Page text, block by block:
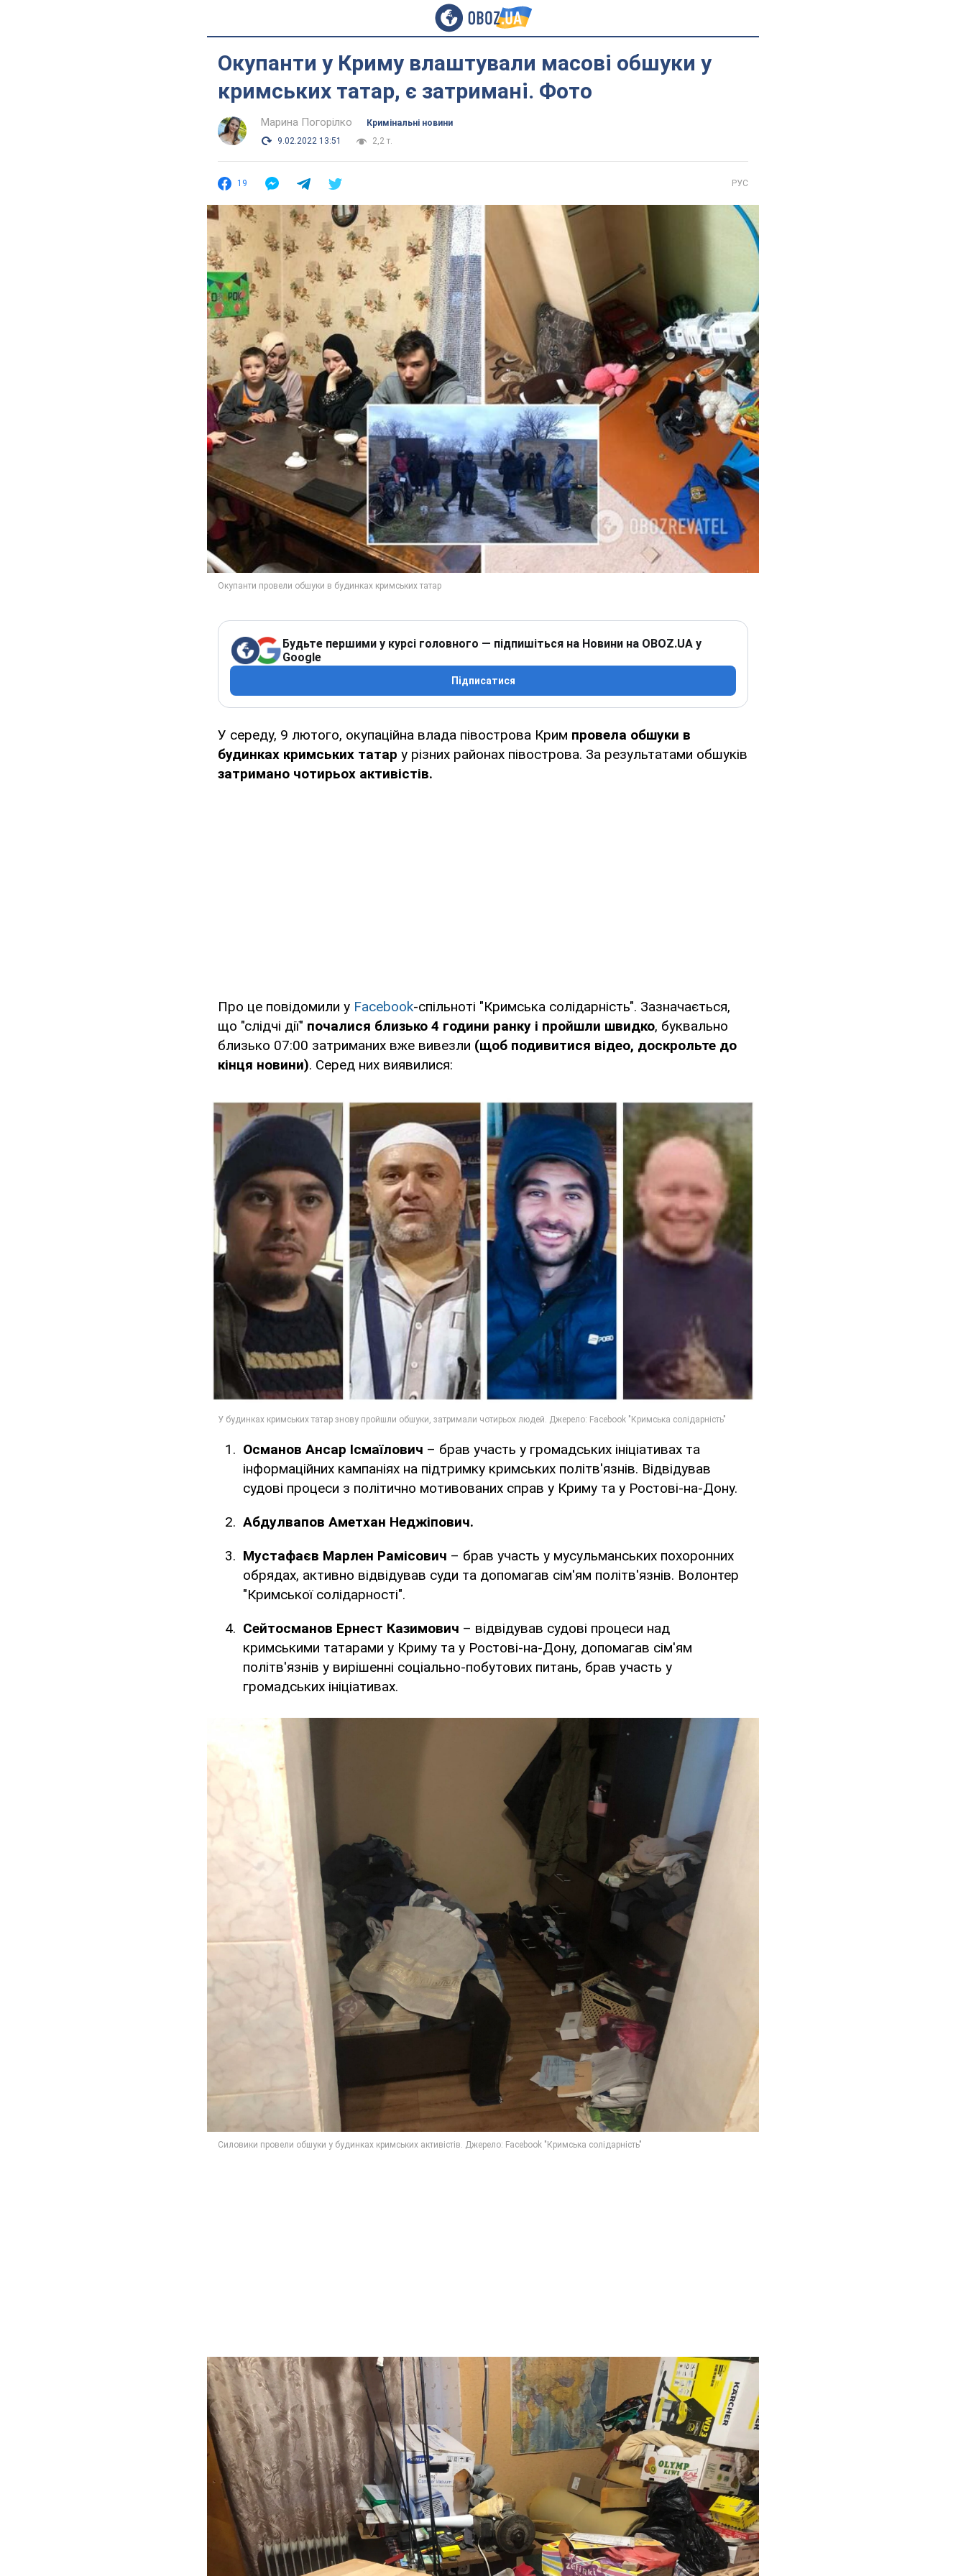
Окупанти у Криму влаштували масові обшуки у
кримських татар, є затримані. Фото
Марина Погорілко
Кримінальні новини
9.02.2022 13:51
2,2 т.
19 РУС
Будьте першими у курсі головного — підпишіться на Новини на OBOZ.UA у
Google
Підписатися
У середу, 9 лютого, окупаційна влада півострова Крим провела обшуки в
будинках кримських татар у різних районах півострова. За результатами обшуків
затримано чотирьох активістів.
Про це повідомили у Facebook-спільноті "Кримська солідарність". Зазначається,
що "слідчі дії" почалися близько 4 години ранку і пройшли швидко, буквально
близько 07:00 затриманих вже вивезли (щоб подивитися відео, доскрольте до
кінця новини). Серед них виявилися:
Османов Ансар Ісмаїлович – брав участь у громадських ініціативах та
інформаційних кампаніях на підтримку кримських політв'язнів. Відвідував
судові процеси з політично мотивованих справ у Криму та у Ростові-на-Дону.
Абдулвапов Аметхан Неджіпович.
Мустафаєв Марлен Рамісович – брав участь у мусульманських похоронних
обрядах, активно відвідував суди та допомагав сім'ям політв'язнів. Волонтер
"Кримської солідарності".
Сейтосманов Ернест Казимович – відвідував судові процеси над
кримськими татарами у Криму та у Ростові-на-Дону, допомагав сім'ям
політв'язнів у вирішенні соціально-побутових питань, брав участь у
громадських ініціативах.